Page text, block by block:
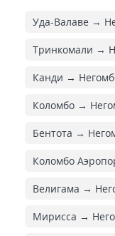
Уда-Валаве →
Тринкомали →
Канди →
Коломбо →
Бентота →
Коломбо
Велигама →
Мирисса →